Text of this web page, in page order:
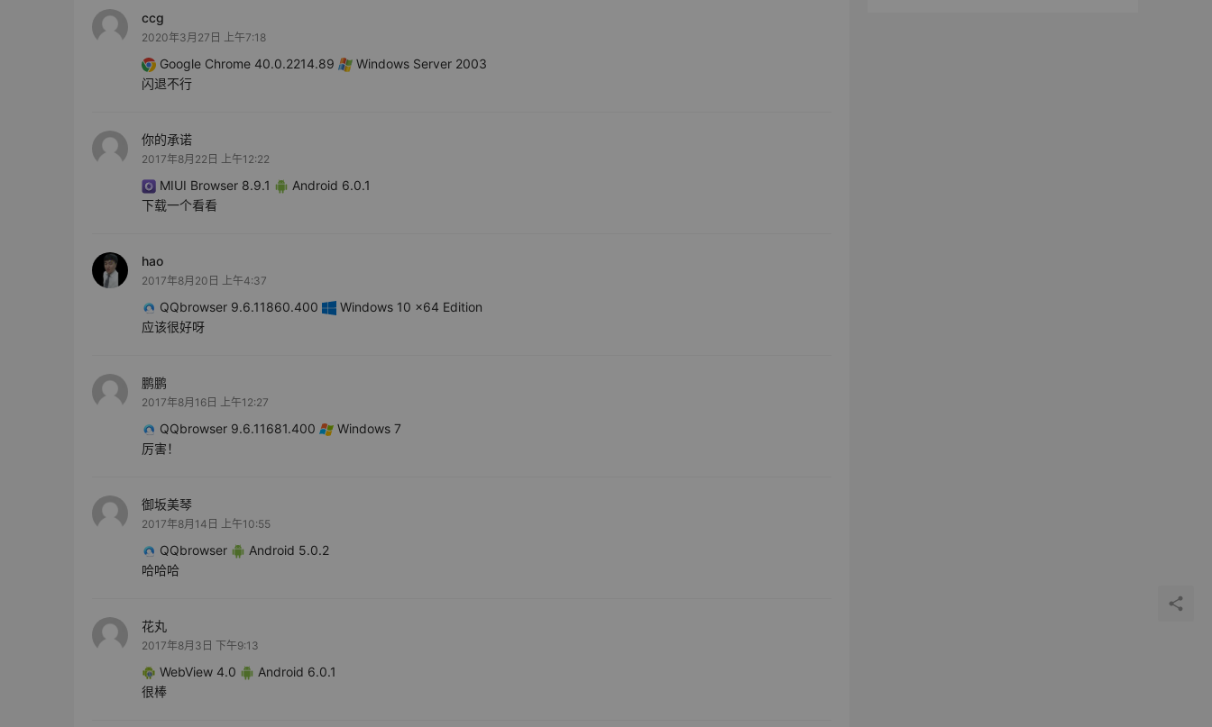
ccg
2020年3月27日 上午7:18
Google Chrome 40.0.2214.89
Windows Server 2003
闪退不行
你的承诺
2017年8月22日 上午12:22
MIUI Browser 8.9.1
Android 6.0.1
下载一个看看
hao
2017年8月20日 上午4:37
QQbrowser 9.6.11860.400
Windows 10 x64 Edition
应该很好呀
鹏鹏
2017年8月16日 上午12:27
QQbrowser 9.6.11681.400
Windows 7
厉害！
御坂美琴
2017年8月14日 上午10:55
QQbrowser
Android 5.0.2
哈哈哈
花丸
2017年8月3日 下午9:13
WebView 4.0
Android 6.0.1
很棒